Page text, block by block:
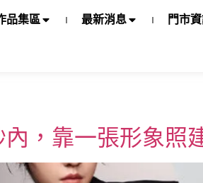
品集區 最新消息 門市
，靠一張形象照